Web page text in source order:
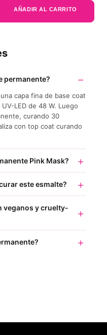
5
AÑADIR AL CARRITO
permanente?
capa fina de base coat
LED de 48 W. Luego
curando 30
con top coat curando
Pink Mask?
este esmalte?
veganos y cruelty-